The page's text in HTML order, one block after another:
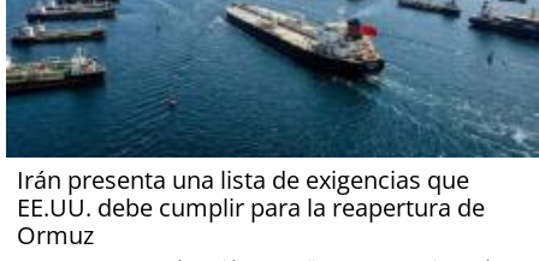
Irán presenta una lista de exigencias que
EE.UU. debe cumplir para la reapertura de
Ormuz